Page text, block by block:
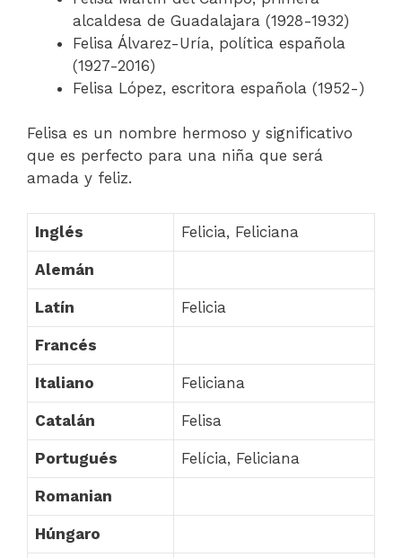
alcaldesa de Guadalajara (1928-1932)
Felisa Álvarez-Uría, política española
(1927-2016)
Felisa López, escritora española (1952-)
Felisa es un nombre hermoso y significativo
que es perfecto para una niña que será
amada y feliz.
Inglés Felicia, Feliciana
Alemán
Latín Felicia
Francés
Italiano Feliciana
Catalán Felisa
Portugués Felícia, Feliciana
Romanian
Húngaro